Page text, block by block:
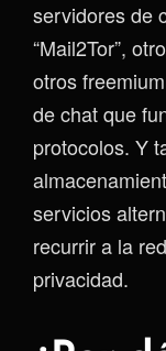
servidores de
“Mail2Tor”,
otros
de chat que
protocolos. Y
servicios
recurrir a la
privacidad.